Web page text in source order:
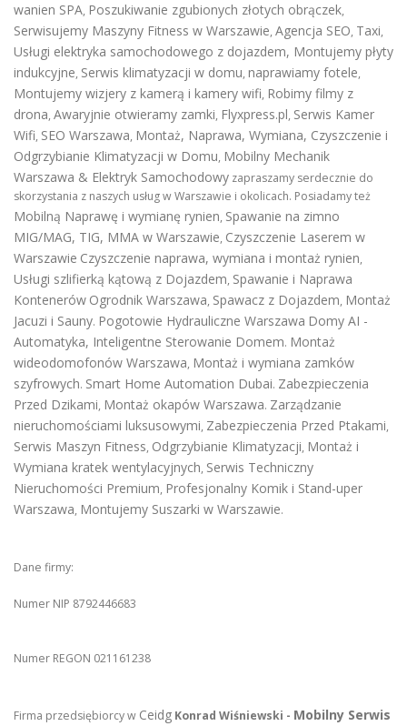
wanien SPA, Poszukiwanie zgubionych złotych obrączek,
Serwisujemy Maszyny Fitness w Warszawie, Agencja SEO, Taxi,
Usługi elektryka samochodowego z dojazdem, Montujemy płyty
indukcyjne, Serwis klimatyzacji w domu, naprawiamy fotele,
Montujemy wizjery z kamerą i kamery wifi, Robimy filmy z
drona, Awaryjnie otwieramy zamki, Flyxpress.pl, Serwis Kamer
Wifi, SEO Warszawa, Montaż, Naprawa, Wymiana, Czyszczenie i
Odgrzybianie Klimatyzacji w Domu, Mobilny Mechanik
Warszawa & Elektryk Samochodowy zapraszamy serdecznie do
skorzystania z naszych usług w Warszawie i okolicach. Posiadamy też
Mobilną Naprawę i wymianę rynien, Spawanie na zimno
MIG/MAG, TIG, MMA w Warszawie, Czyszczenie Laserem w
Warszawie Czyszczenie naprawa, wymiana i montaż rynien,
Usługi szlifierką kątową z Dojazdem, Spawanie i Naprawa
Kontenerów Ogrodnik Warszawa, Spawacz z Dojazdem, Montaż
Jacuzi i Sauny. Pogotowie Hydrauliczne Warszawa Domy AI -
Automatyka, Inteligentne Sterowanie Domem. Montaż
wideodomofonów Warszawa, Montaż i wymiana zamków
szyfrowych. Smart Home Automation Dubai. Zabezpieczenia
Przed Dzikami, Montaż okapów Warszawa. Zarządzanie
nieruchomościami luksusowymi, Zabezpieczenia Przed Ptakami,
Serwis Maszyn Fitness, Odgrzybianie Klimatyzacji, Montaż i
Wymiana kratek wentylacyjnych, Serwis Techniczny
Nieruchomości Premium, Profesjonalny Komik i Stand-uper
Warszawa, Montujemy Suszarki w Warszawie.
Dane firmy:
Numer NIP 8792446683
Numer REGON 021161238
Firma przedsiębiorcy w Ceidg Konrad Wiśniewski - Mobilny Serwis